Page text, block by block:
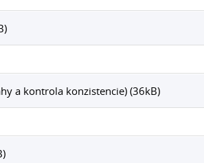
a kontrola konzistencie) (36kB)